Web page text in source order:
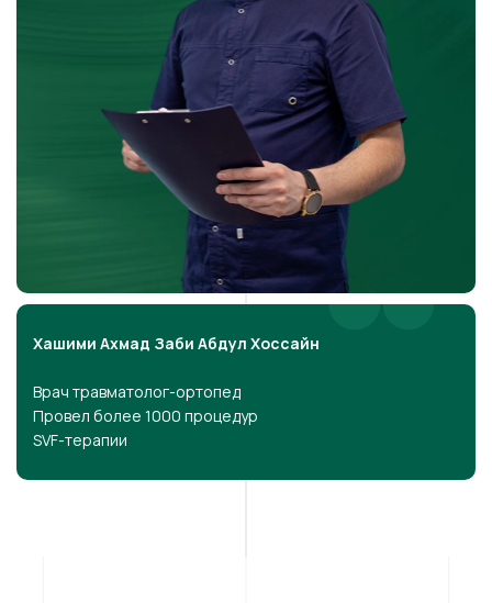
Хашими Ахмад Заби Абдул Хоссайн
Врач травматолог-ортопед
Провел более 1000 процедур
SVF-терапии